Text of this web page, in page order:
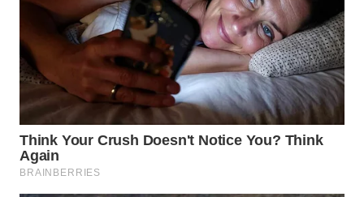
WN
TANJUNG
LESUNG
WN
KARO
WN